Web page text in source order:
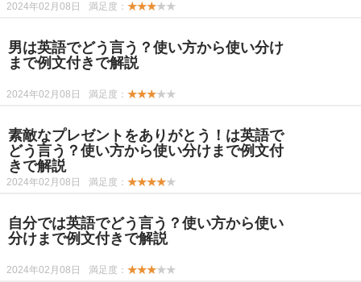
2024年02月08日 満足度： ★★★★★
男は英語でどう言う？使い方から使い分け
まで例文付きで解説
2024年02月08日 満足度： ★★★★★
素敵なプレゼントをありがとう！は英語で
どう言う？使い方から使い分けまで例文付
きで解説
2024年02月08日 満足度： ★★★★★
自分では英語でどう言う？使い方から使い
分けまで例文付きで解説
2024年02月08日 満足度： ★★★★★